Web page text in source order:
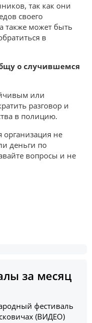
так как они
своего
также может быть
в
о случившемся
или
разговор и
в полицию.
не
деньги по
вопросы и не
за месяц
фестиваль
(ВИДЕО)